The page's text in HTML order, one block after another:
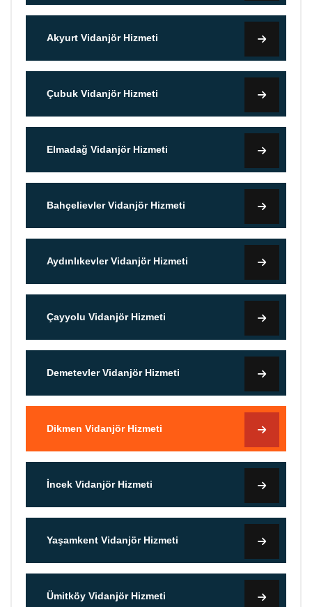
Akyurt Vidanjör Hizmeti
Çubuk Vidanjör Hizmeti
Elmadağ Vidanjör Hizmeti
Bahçelievler Vidanjör Hizmeti
Aydınlıkevler Vidanjör Hizmeti
Çayyolu Vidanjör Hizmeti
Demetevler Vidanjör Hizmeti
Dikmen Vidanjör Hizmeti
İncek Vidanjör Hizmeti
Yaşamkent Vidanjör Hizmeti
Ümitköy Vidanjör Hizmeti